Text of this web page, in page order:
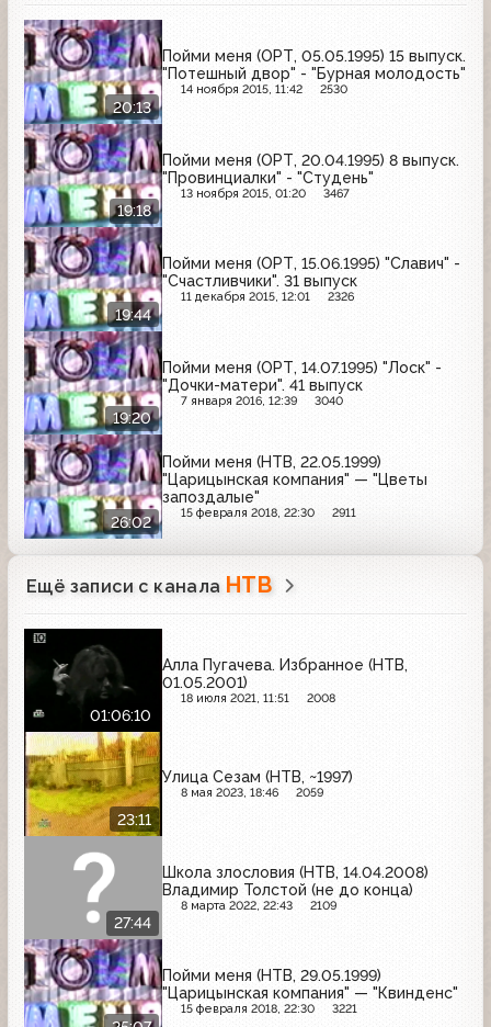
20:13
Пойми меня (ОРТ, 05.05.1995) 15 выпуск.
"Потешный двор" - "Бурная молодость"
14 ноября 2015, 11:42 2530
19:18
Пойми меня (ОРТ, 20.04.1995) 8 выпуск.
"Провинциалки" - "Студень"
13 ноября 2015, 01:20 3467
19:44
Пойми меня (ОРТ, 15.06.1995) "Славич" -
"Счастливчики". 31 выпуск
11 декабря 2015, 12:01 2326
19:20
Пойми меня (ОРТ, 14.07.1995) "Лоск" -
"Дочки-матери". 41 выпуск
7 января 2016, 12:39 3040
26:02
Пойми меня (НТВ, 22.05.1999)
"Царицынская компания" — "Цветы
запоздалые"
15 февраля 2018, 22:30 2911
Ещё записи с канала НТВ
01:06:10
Алла Пугачева. Избранное (НТВ,
01.05.2001)
18 июля 2021, 11:51 2008
23:11
Улица Сезам (НТВ, ~1997)
8 мая 2023, 18:46 2059
27:44
Школа злословия (НТВ, 14.04.2008)
Владимир Толстой (не до конца)
8 марта 2022, 22:43 2109
Пойми меня (НТВ, 29.05.1999)
"Царицынская компания" — "Квинденс"
15 февраля 2018, 22:30 3221